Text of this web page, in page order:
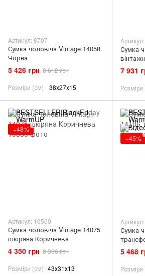
Артикул: 8707
Сумка чоловіча Vintage 14058
Чорна
5 426 грн 8 612 грн
Розміри (см)
38х27х15
Сумка
7 931
−48%
Артикул: 10560
Сумка чоловіча Vintage 14075
шкіряна Коричнева
4 350 грн 8 366 грн
Розміри (см) 43х31х13
−45%
Сумка
5 468